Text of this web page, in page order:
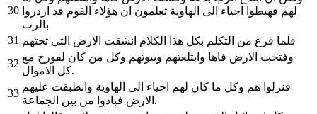
30 لهم فهبطوا احياء الى الهاوية تعلمون ان هؤلاء القوم قد ازدروا
بالرب
31 فلما فرغ من التكلم بكل هذا الكلام انشقت الارض التي تحتهم
32
وفتحت الارض فاها وابتلعتهم وبيوتهم وكل من كان لقورح مع
كل الاموال.
33
فنزلوا هم وكل ما كان لهم احياء الى الهاوية وانطبقت عليهم
الارض فبادوا من بين الجماعة.